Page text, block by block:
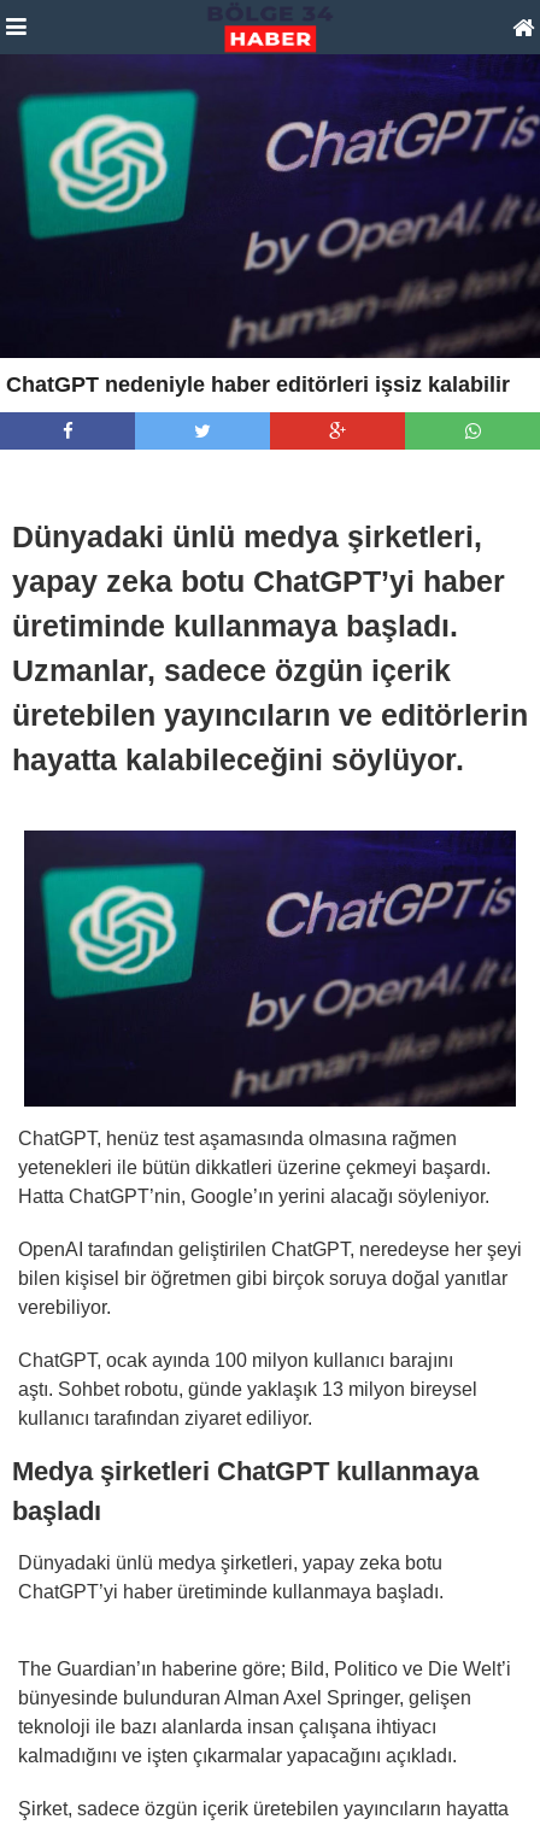
ChatGPT nedeniyle haber editörleri işsiz kalabilir
Dünyadaki ünlü medya şirketleri,
yapay zeka botu ChatGPT’yi haber
üretiminde kullanmaya başladı.
Uzmanlar, sadece özgün içerik
üretebilen yayıncıların ve editörlerin
hayatta kalabileceğini söylüyor.
ChatGPT, henüz test aşamasında olmasına rağmen
yetenekleri ile bütün dikkatleri üzerine çekmeyi başardı.
Hatta ChatGPT’nin, Google’ın yerini alacağı söyleniyor.
OpenAI tarafından geliştirilen ChatGPT, neredeyse her şeyi
bilen kişisel bir öğretmen gibi birçok soruya doğal yanıtlar
verebiliyor.
ChatGPT, ocak ayında 100 milyon kullanıcı barajını
aştı. Sohbet robotu, günde yaklaşık 13 milyon bireysel
kullanıcı tarafından ziyaret ediliyor.
Medya şirketleri ChatGPT kullanmaya
başladı
Dünyadaki ünlü medya şirketleri, yapay zeka botu
ChatGPT’yi haber üretiminde kullanmaya başladı.
The Guardian’ın haberine göre; Bild, Politico ve Die Welt’i
bünyesinde bulunduran Alman Axel Springer, gelişen
teknoloji ile bazı alanlarda insan çalışana ihtiyacı
kalmadığını ve işten çıkarmalar yapacağını açıkladı.
Şirket, sadece özgün içerik üretebilen yayıncıların hayatta